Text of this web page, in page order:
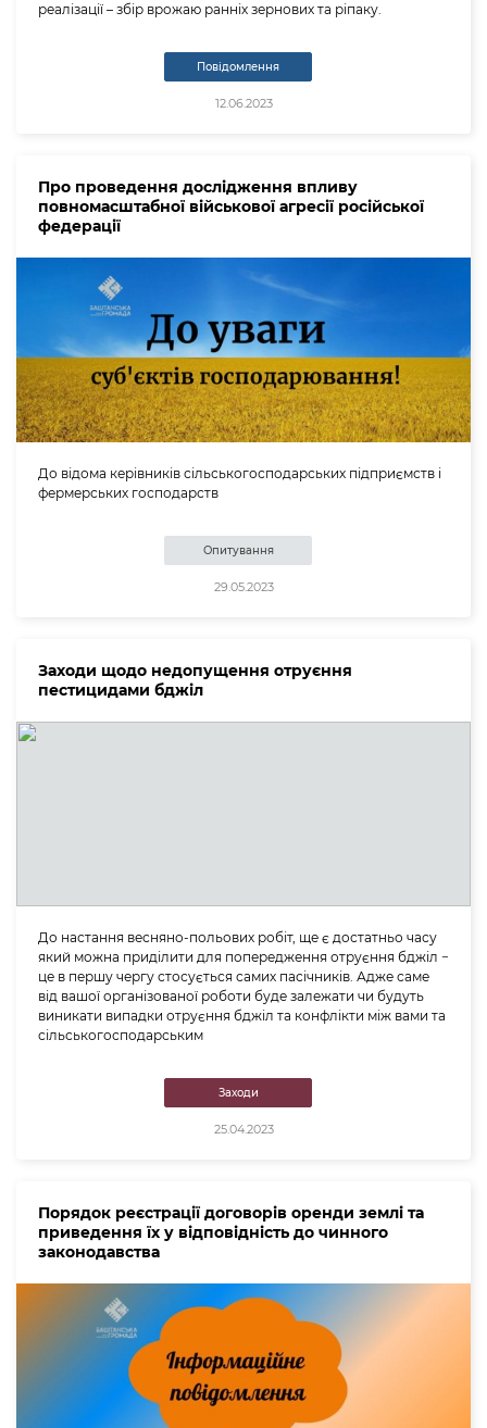
реалізації – збір врожаю ранніх зернових та ріпаку.
Повідомлення
12.06.2023
Про проведення дослідження впливу
повномасштабної військової агресії російської
федерації
До відома керівників сільськогосподарських підприємств і
фермерських господарств
Опитування
29.05.2023
Заходи щодо недопущення отруєння
пестицидами бджіл
До настання весняно-польових робіт, ще є достатньо часу
який можна приділити для попередження отруєння бджіл −
це в першу чергу стосується самих пасічників. Адже саме
від вашої організованої роботи буде залежати чи будуть
виникати випадки отруєння бджіл та конфлікти між вами та
сільськогосподарським
Заходи
25.04.2023
Порядок реєстрації договорів оренди землі та
приведення їх у відповідність до чинного
законодавства